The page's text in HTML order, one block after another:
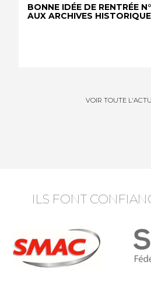
BONNE IDÉE DE RENTRÉE
AUX ARCHIVES
VOIR TOUTE
ILS FONT